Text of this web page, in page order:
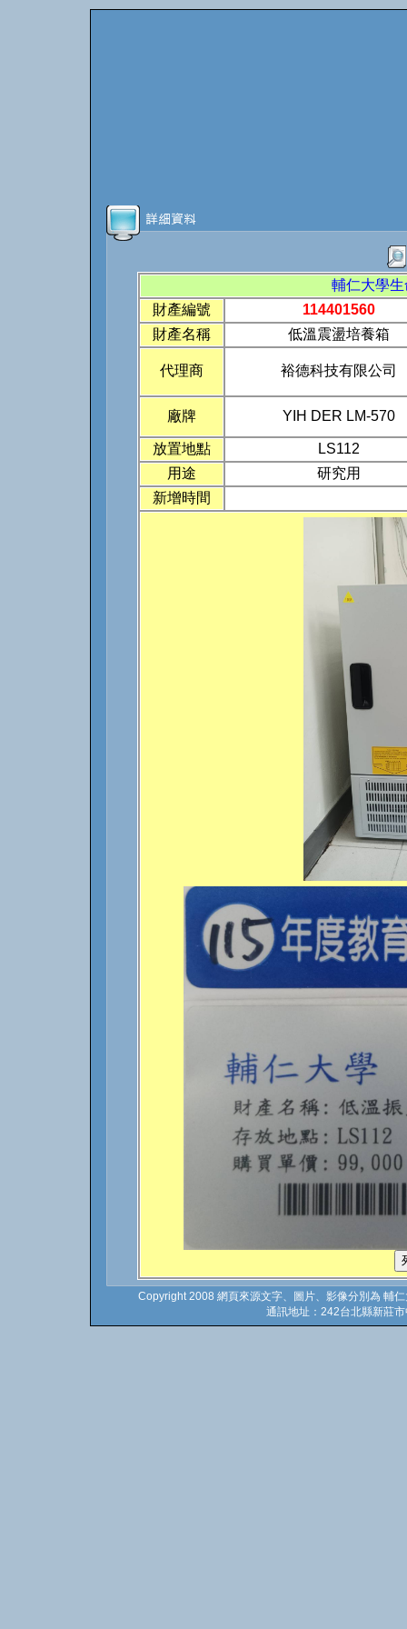
輔仁大學
財產編號
114401560
財產名稱
低溫震盪培養箱
代理商 裕德科技有限公司
廠牌 YIH DER LM-570
放置地點
LS112
用途
研究用
新增時間
Copyright 2008 網頁來源文字、圖片、影像分別為 輔
通訊地址：242台北縣新莊